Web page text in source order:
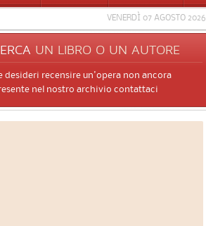
VENERDÌ 07 AGOSTO 2026
UN LIBRO O UN AUTORE
desideri recensire un'opera non ancora
nel nostro archivio contattaci